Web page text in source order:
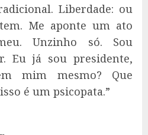
Liberdade: ou
Me aponte um ato
Unzinho só. Sou
Eu já sou presidente,
mim mesmo? Que
é um psicopata.”